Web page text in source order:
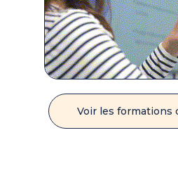
Voir les formations